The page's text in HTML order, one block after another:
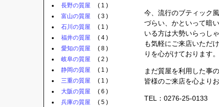
今、流行のブティック
づらい、かといって暗
いる方は大勢いらっし
も気軽にご来店いただ
りを心がけております。
まだ質屋を利用した事
皆様のご来店を心より
TEL：0276-25-0133
長野の質屋 ( 1 )
富山の質屋 ( 3 )
石川の質屋 ( 1 )
福井の質屋 ( 4 )
愛知の質屋 ( 8 )
岐阜の質屋 ( 2 )
静岡の質屋 ( 1 )
三重の質屋 ( 1 )
大阪の質屋 ( 6 )
兵庫の質屋 ( 5 )